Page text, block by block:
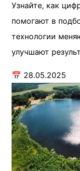
Узнайте, как
помогают в
технологии
улучшают
📅 28.05.2025